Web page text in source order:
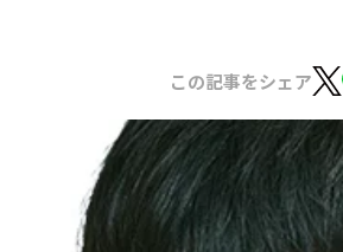
この記事をシェア